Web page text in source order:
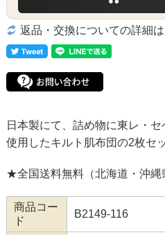
返品・交換についての詳細
日本製にて、詰め物に東レ・
使用したキルト肌布団の2枚セ
★全国送料無料（北海道・沖縄
商品コー
ド
B2149-116